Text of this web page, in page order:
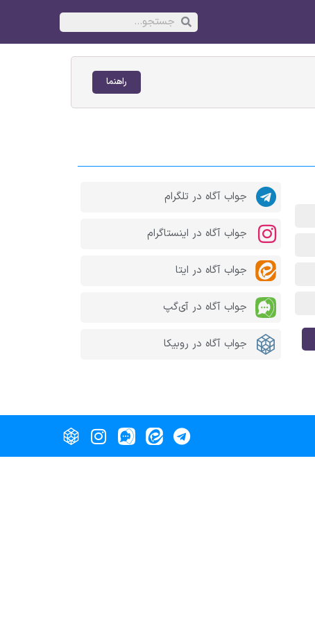
راهنما
جواب آگاه در تلگرام
جواب آگاه در اینستاگرام
جواب آگاه در ایتا
جواب آگاه در آی‌گپ
جواب آگاه در روبیکا